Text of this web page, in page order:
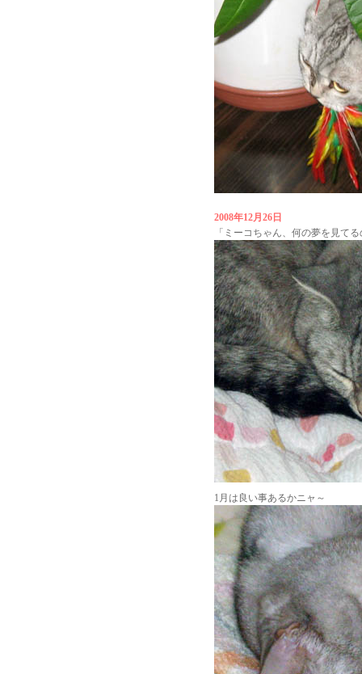
2008年12月26日
「ミーコちゃん、何の夢を見て
1月は良い事あるかニャ～